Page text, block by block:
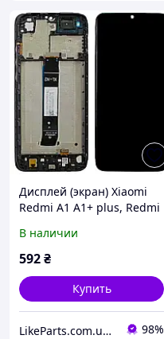
Дисплей (экран) Xiaomi
Redmi A1 A1+ plus, Redmi
+ тачскрин (AAAA с
рамкой)
В наличии
592₴
Купить
LikeParts.com.ua - Запчасти для телефонов и планшетов 98%